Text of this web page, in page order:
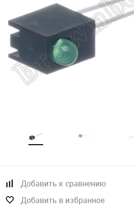
Добавить к сравнению
Добавить в избранное